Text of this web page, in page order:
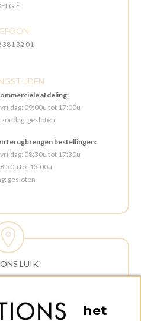
381 32 01
afdeling:
09:00u tot 17:00u
gesloten
terugbrengen bestellingen:
08:30u tot 17:30u
tot 13:00u
gesloten
LUIK
21
(Othee)
het